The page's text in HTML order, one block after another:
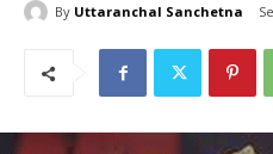
By Uttaranchal Sanchetna